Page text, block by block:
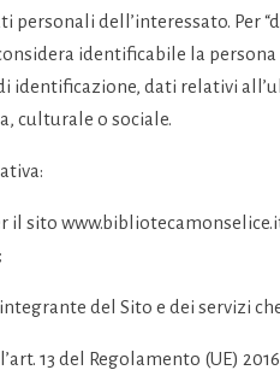
personali dell’interessato. Per
identificabile la
identificazione, dati relativi
culturale o sociale.
il sito
del Sito e dei servizi
13 del Regolamento (UE)